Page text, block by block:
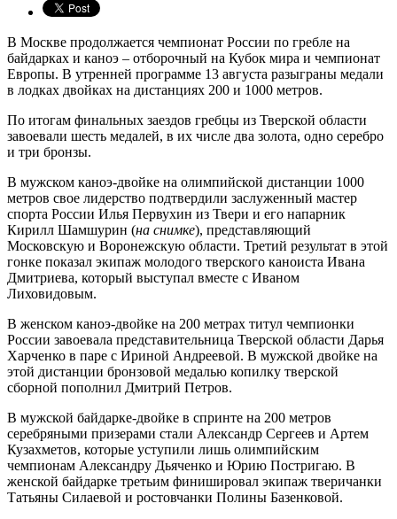
В Москве продолжается чемпионат России по гребле на
байдарках и каноэ – отборочный на Кубок мира и чемпионат
Европы. В утренней программе 13 августа разыграны медали
в лодках двойках на дистанциях 200 и 1000 метров.
По итогам финальных заездов гребцы из Тверской области
завоевали шесть медалей, в их числе два золота, одно серебро
и три бронзы.
В мужском каноэ-двойке на олимпийской дистанции 1000
метров свое лидерство подтвердили заслуженный мастер
спорта России Илья Первухин из Твери и его напарник
Кирилл Шамшурин (на снимке), представляющий
Московскую и Воронежскую области. Третий результат в этой
гонке показал экипаж молодого тверского каноиста Ивана
Дмитриева, который выступал вместе с Иваном
Лиховидовым.
В женском каноэ-двойке на 200 метрах титул чемпионки
России завоевала представительница Тверской области Дарья
Харченко в паре с Ириной Андреевой. В мужской двойке на
этой дистанции бронзовой медалью копилку тверской
сборной пополнил Дмитрий Петров.
В мужской байдарке-двойке в спринте на 200 метров
серебряными призерами стали Александр Сергеев и Артем
Кузахметов, которые уступили лишь олимпийским
чемпионам Александру Дьяченко и Юрию Постригаю. В
женской байдарке третьим финишировал экипаж тверичанки
Татьяны Силаевой и ростовчанки Полины Базенковой.